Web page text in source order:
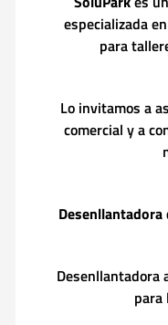
especializada
para
Lo invitamos a
comercial y a
Desenllantadora
para